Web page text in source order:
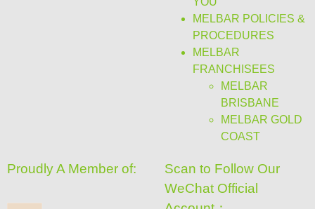
MELBAR POLICIES &
PROCEDURES
MELBAR
FRANCHISEES
MELBAR
BRISBANE
MELBAR GOLD
COAST
Proudly A Member of:
Scan to Follow Our
WeChat Official